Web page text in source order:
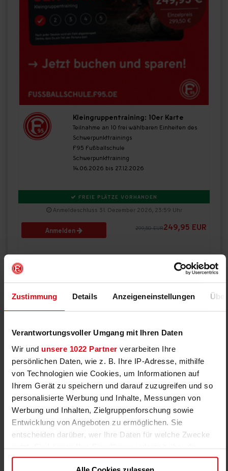
Zustimmung Details Anzeigeneinstellungen
Verantwortungsvoller Umgang mit Ihren Daten
Wir und unsere 1022 Partner verarbeiten Ihre
persönlichen Daten, wie z. B. Ihre IP-Adresse, mithilfe
von Technologien wie Cookies, um Informationen auf
Ihrem Gerät zu speichern und darauf zuzugreifen und so
personalisierte Werbung und Inhalte, Messungen von
Werbung und Inhalten, Zielgruppenforschung sowie
Entwicklung von Angeboten zu ermöglichen. Sie
entscheiden darüber, wer Ihre Daten für welche Zwecke
nutzt. Sie können Ihre Einwilligung jederzeit über die
Cookie-Erklärung oder durch Klicken auf das Privacy
Kleingruppentraining: 10er Karte
Teilnahme an 10 frei wählbaren Einheiten des
Schwerpunkttrainings
F95 Fußballschule
Schwerpunkttraining
14.06.2026 bis 27.12.2026
FREIE PLÄTZE VORHANDEN
Anmeldeschluss 31. Dezember 2026, 23:59 Uhr
Anmelden 299,50 EUR249,95 EUR